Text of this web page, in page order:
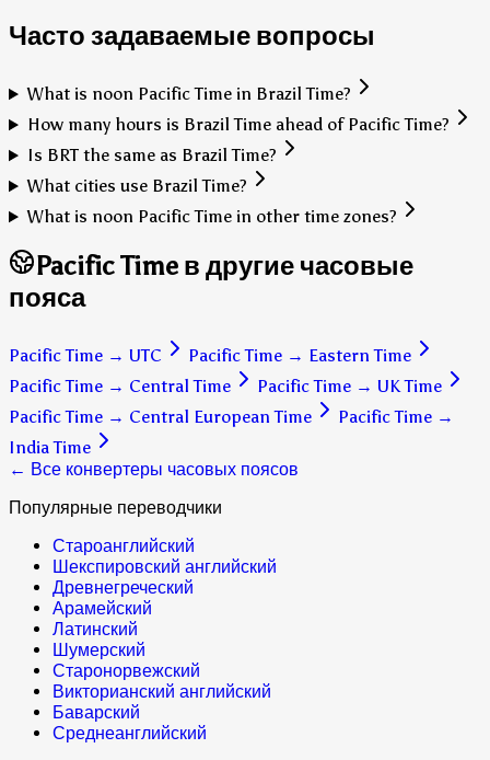
Часто задаваемые вопросы
What is noon Pacific Time in Brazil Time?
How many hours is Brazil Time ahead of Pacific Time?
Is BRT the same as Brazil Time?
What cities use Brazil Time?
What is noon Pacific Time in other time zones?
Pacific Time в другие часовые
пояса
Pacific Time → UTC Pacific Time → Eastern Time
Pacific Time → Central Time Pacific Time → UK Time
Pacific Time → Central European Time Pacific Time →
India Time
← Все конвертеры часовых поясов
Популярные переводчики
Староанглийский
Шекспировский английский
Древнегреческий
Арамейский
Латинский
Шумерский
Старонорвежский
Викторианский английский
Баварский
Среднеанглийский